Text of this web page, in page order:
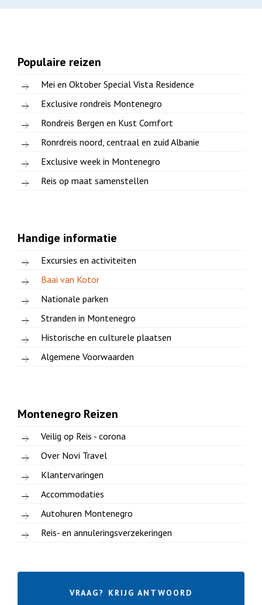
Populaire reizen
Mei en Oktober Special Vista Residence
Exclusive rondreis Montenegro
Rondreis Bergen en Kust Comfort
Ronrdreis noord, centraal en zuid Albanie
Exclusive week in Montenegro
Reis op maat samenstellen
Handige informatie
Excursies en activiteiten
Baai van Kotor
Nationale parken
Stranden in Montenegro
Historische en culturele plaatsen
Algemene Voorwaarden
Montenegro Reizen
Veilig op Reis - corona
Over Novi Travel
Klantervaringen
Accommodaties
Autohuren Montenegro
Reis- en annuleringsverzekeringen
VRAAG? KRIJG ANTWOORD